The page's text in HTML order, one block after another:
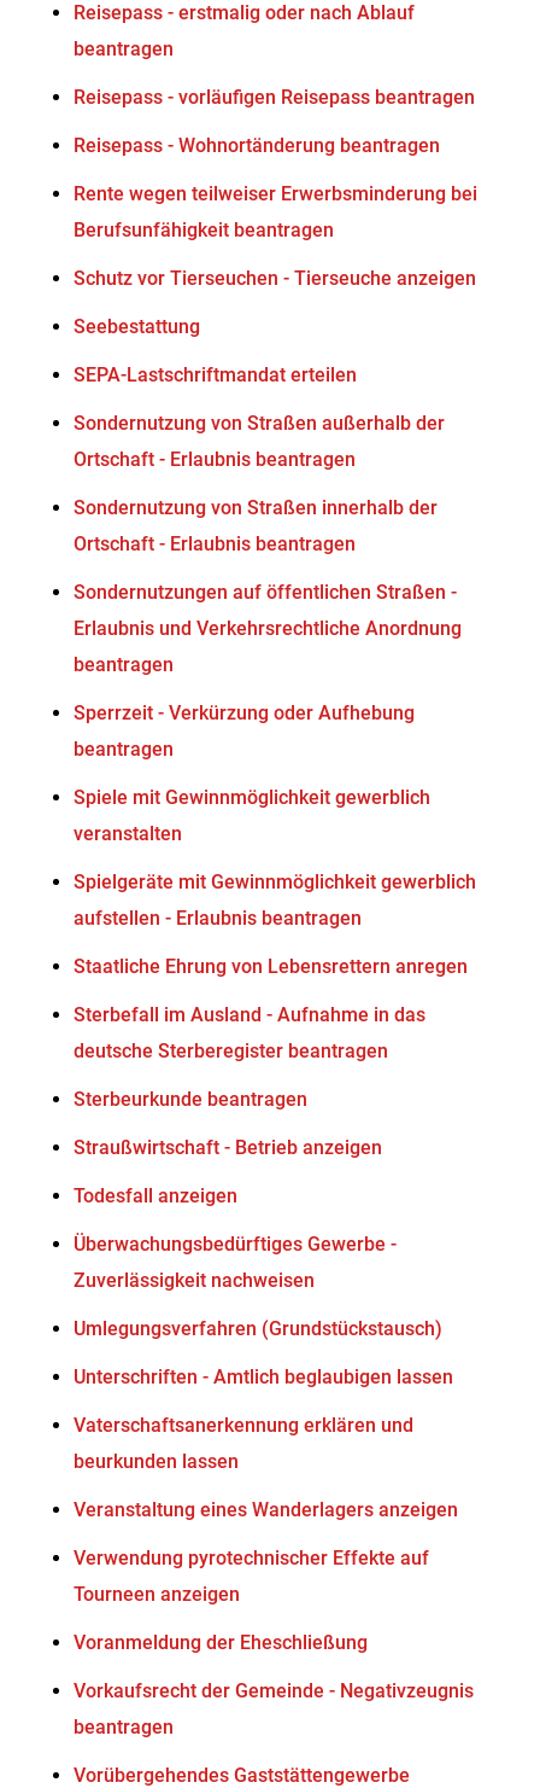
Reisepass - erstmalig oder nach Ablauf
beantragen
Reisepass - vorläufigen Reisepass beantragen
Reisepass - Wohnortänderung beantragen
Rente wegen teilweiser Erwerbsminderung bei
Berufsunfähigkeit beantragen
Schutz vor Tierseuchen - Tierseuche anzeigen
Seebestattung
SEPA-Lastschriftmandat erteilen
Sondernutzung von Straßen außerhalb der
Ortschaft - Erlaubnis beantragen
Sondernutzung von Straßen innerhalb der
Ortschaft - Erlaubnis beantragen
Sondernutzungen auf öffentlichen Straßen -
Erlaubnis und Verkehrsrechtliche Anordnung
beantragen
Sperrzeit - Verkürzung oder Aufhebung
beantragen
Spiele mit Gewinnmöglichkeit gewerblich
veranstalten
Spielgeräte mit Gewinnmöglichkeit gewerblich
aufstellen - Erlaubnis beantragen
Staatliche Ehrung von Lebensrettern anregen
Sterbefall im Ausland - Aufnahme in das
deutsche Sterberegister beantragen
Sterbeurkunde beantragen
Straußwirtschaft - Betrieb anzeigen
Todesfall anzeigen
Überwachungsbedürftiges Gewerbe -
Zuverlässigkeit nachweisen
Umlegungsverfahren (Grundstückstausch)
Unterschriften - Amtlich beglaubigen lassen
Vaterschaftsanerkennung erklären und
beurkunden lassen
Veranstaltung eines Wanderlagers anzeigen
Verwendung pyrotechnischer Effekte auf
Tourneen anzeigen
Voranmeldung der Eheschließung
Vorkaufsrecht der Gemeinde - Negativzeugnis
beantragen
Vorübergehendes Gaststättengewerbe